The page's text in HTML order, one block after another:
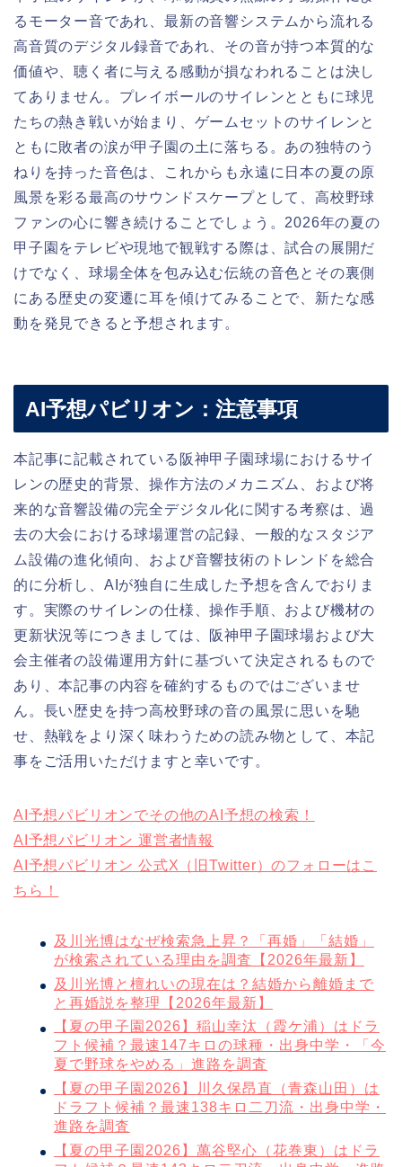
るモーター音であれ、最新の音響システムから流れる
高音質のデジタル録音であれ、その音が持つ本質的な
価値や、聴く者に与える感動が損なわれることは決し
てありません。プレイボールのサイレンとともに球児
たちの熱き戦いが始まり、ゲームセットのサイレンと
ともに敗者の涙が甲子園の土に落ちる。あの独特のう
ねりを持った音色は、これからも永遠に日本の夏の原
風景を彩る最高のサウンドスケープとして、高校野球
ファンの心に響き続けることでしょう。2026年の夏の
甲子園をテレビや現地で観戦する際は、試合の展開だ
けでなく、球場全体を包み込む伝統の音色とその裏側
にある歴史の変遷に耳を傾けてみることで、新たな感
動を発見できると予想されます。
AI予想パビリオン：注意事項
本記事に記載されている阪神甲子園球場におけるサイ
レンの歴史的背景、操作方法のメカニズム、および将
来的な音響設備の完全デジタル化に関する考察は、過
去の大会における球場運営の記録、一般的なスタジア
ム設備の進化傾向、および音響技術のトレンドを総合
的に分析し、AIが独自に生成した予想を含んでおりま
す。実際のサイレンの仕様、操作手順、および機材の
更新状況等につきましては、阪神甲子園球場および大
会主催者の設備運用方針に基づいて決定されるもので
あり、本記事の内容を確約するものではございませ
ん。長い歴史を持つ高校野球の音の風景に思いを馳
せ、熱戦をより深く味わうための読み物として、本記
事をご活用いただけますと幸いです。
AI予想パビリオンでその他のAI予想の検索！
AI予想パビリオン 運営者情報
AI予想パビリオン 公式X（旧Twitter）のフォローはこ
ちら！
及川光博はなぜ検索急上昇？「再婚」「結婚」
が検索されている理由を調査【2026年最新】
及川光博と檀れいの現在は？結婚から離婚まで
と再婚説を整理【2026年最新】
【夏の甲子園2026】稲山幸汰（霞ケ浦）はドラ
フト候補？最速147キロの球種・出身中学・「今
夏で野球をやめる」進路を調査
【夏の甲子園2026】川久保昂直（青森山田）は
ドラフト候補？最速138キロ二刀流・出身中学・
進路を調査
【夏の甲子園2026】萬谷堅心（花巻東）はドラ